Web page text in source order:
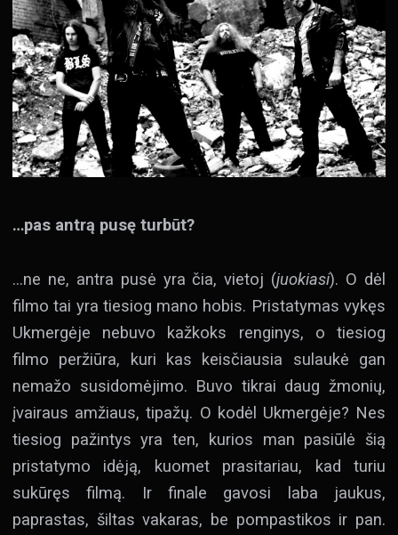
…pas antrą pusę turbūt?
…ne ne, antra pusė yra čia, vietoj (juokiasi). O dėl
filmo tai yra tiesiog mano hobis. Pristatymas vykęs
Ukmergėje nebuvo kažkoks renginys, o tiesiog
filmo peržiūra, kuri kas keisčiausia sulaukė gan
nemažo susidomėjimo. Buvo tikrai daug žmonių,
įvairaus amžiaus, tipažų. O kodėl Ukmergėje? Nes
tiesiog pažintys yra ten, kurios man pasiūlė šią
pristatymo idėją, kuomet prasitariau, kad turiu
sukūręs filmą. Ir finale gavosi laba jaukus,
paprastas, šiltas vakaras, be pompastikos ir pan.